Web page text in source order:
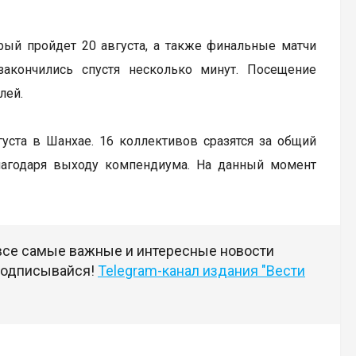
пройдет 20 августа, а также финальные матчи
спустя несколько минут. Посещение
в Шанхае. 16 коллективов сразятся за общий
выходу компендиума. На данный момент
самые важные и интересные новости
Telegram-канал издания "Вести